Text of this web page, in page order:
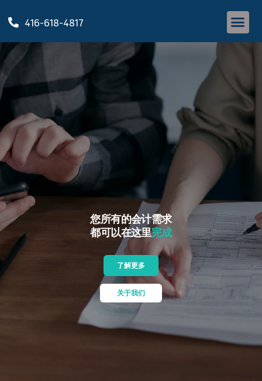
416-618-4817
您所有的会计需求
都可以在这里完成
了解更多
关于我们